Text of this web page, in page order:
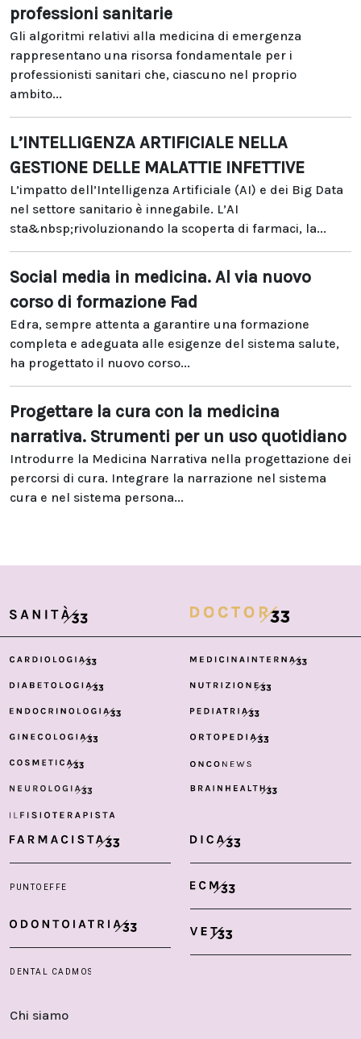
professioni sanitarie
Gli algoritmi relativi alla medicina di emergenza
rappresentano una risorsa fondamentale per i
professionisti sanitari che, ciascuno nel proprio
ambito...
L’INTELLIGENZA ARTIFICIALE NELLA
GESTIONE DELLE MALATTIE INFETTIVE
L’impatto dell’Intelligenza Artificiale (AI) e dei Big Data
nel settore sanitario è innegabile. L’AI
sta&nbsp;rivoluzionando la scoperta di farmaci, la...
Social media in medicina. Al via nuovo
corso di formazione Fad
Edra, sempre attenta a garantire una formazione
completa e adeguata alle esigenze del sistema salute,
ha progettato il nuovo corso...
Progettare la cura con la medicina
narrativa. Strumenti per un uso quotidiano
Introdurre la Medicina Narrativa nella progettazione dei
percorsi di cura. Integrare la narrazione nel sistema
cura e nel sistema persona...
Chi siamo